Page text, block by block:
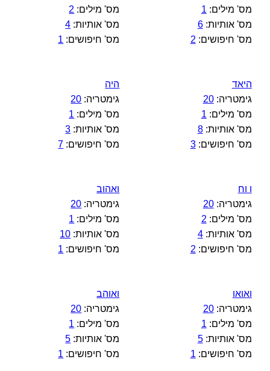
מס' מילים: 1
מס' אותיות:6
מס' חיפושים: 2
מס' מילים: 2
מס' אותיות: 4
מס' חיפושים: 1
היאד
גימטריה:20
מס' מילים: 1
מס' אותיות:8
מס' חיפושים:3
היה
גימטריה: 20
מס' מילים: 1
מס' אותיות: 3
מס' חיפושים: 7
ו וח
גימטריה:20
מס' מילים: 2
מס' אותיות:4
מס' חיפושים: 2
ואהוב
גימטריה: 20
מס' מילים: 1
מס' אותיות: 10
מס' חיפושים: 1
ואואו
גימטריה:20
מס' מילים: 1
מס' אותיות:5
מס' חיפושים: 1
ואוהב
גימטריה: 20
מס' מילים: 1
מס' אותיות: 5
מס' חיפושים: 1